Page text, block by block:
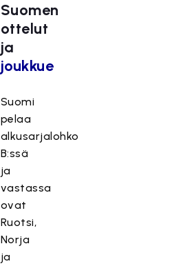
Suomen
ottelut
ja
joukkue
Suomi
pelaa
alkusarjalohko
B:ssä
ja
vastassa
ovat
Ruotsi,
Norja
ja